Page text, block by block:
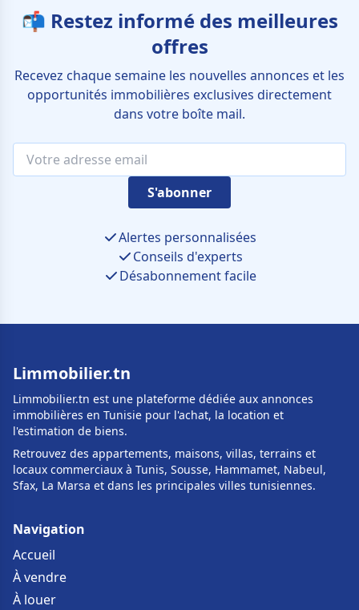
📬 Restez informé des meilleures
offres
Recevez chaque semaine les nouvelles annonces et les
opportunités immobilières exclusives directement
dans votre boîte mail.
S'abonner
Alertes personnalisées
Conseils d'experts
Désabonnement facile
Limmobilier.tn
Limmobilier.tn est une plateforme dédiée aux annonces
immobilières en Tunisie pour l'achat, la location et
l'estimation de biens.
Retrouvez des appartements, maisons, villas, terrains et
locaux commerciaux à Tunis, Sousse, Hammamet, Nabeul,
Sfax, La Marsa et dans les principales villes tunisiennes.
Navigation
Accueil
À vendre
À louer